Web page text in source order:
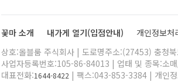
꽃마 소개 내가게 열기(입점안내) 개인정보처
상호:올블룸 주식회사 | 도로명주소:(27453) 충청
사업자등록번호:105-86-84013 | 업태 및 종목:소
대표전화:1644-8422 | 팩스:043-853-3384 | 개인정